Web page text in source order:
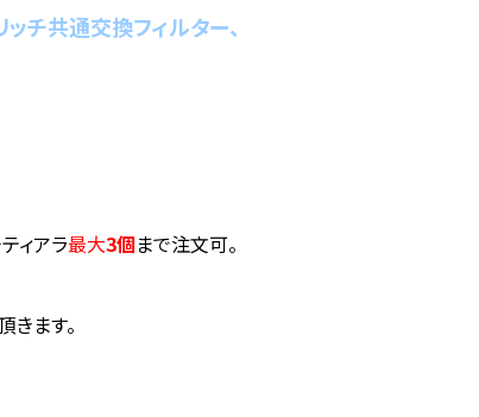
ッチ共通交換フィルター、
ィアラ最大3個まで注文可。
ます。